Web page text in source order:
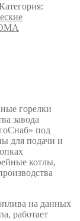
горелки
завода
под
для подачи и
котлы,
на данных
работает